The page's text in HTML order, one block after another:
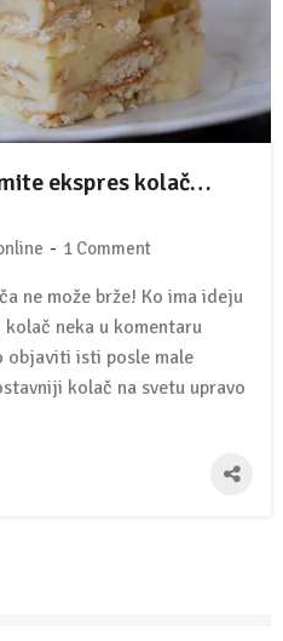
ekspres kolač…
- 1 Comment
ne može brže! Ko ima ideju
neka u komentaru
objaviti isti posle male
kolač na svetu upravo